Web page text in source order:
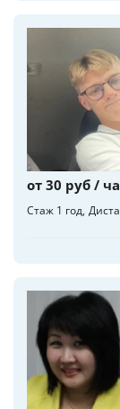
от 30 руб /
Стаж 1 год